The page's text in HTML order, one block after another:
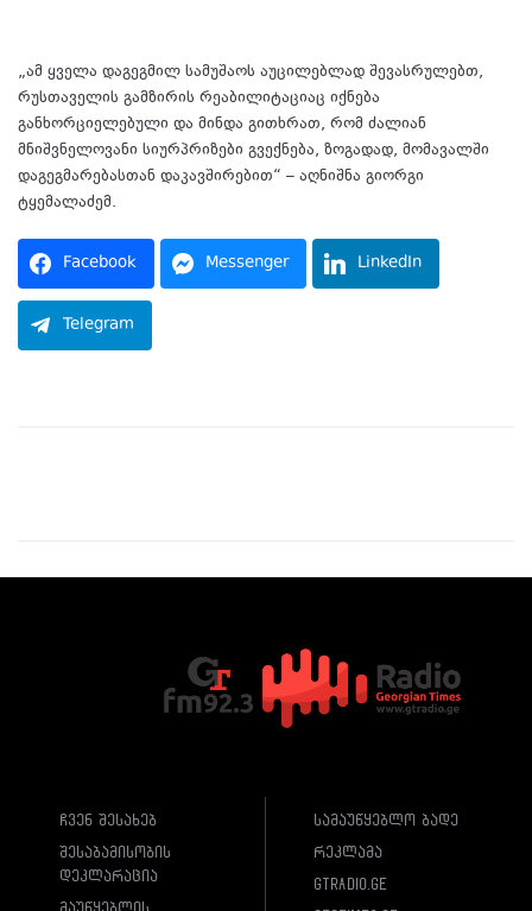
„ამ ყველა დაგეგმილ სამუშაოს აუცილებლად შევასრულებთ,
რუსთაველის გამზირის რეაბილიტაციაც იქნება
განხორციელებული და მინდა გითხრათ, რომ ძალიან
მნიშვნელოვანი სიურპრიზები გვექნება, ზოგადად, მომავალში
დაგეგმარებასთან დაკავშირებით“ – აღნიშნა გიორგი
ტყემალაძემ.
Facebook Messenger LinkedIn
Telegram
ჩვენ შესახებ
შესაბამისობის
დეკლარაცია
სამაუწყებლო ბადე
რეკლამა
gtradio.ge